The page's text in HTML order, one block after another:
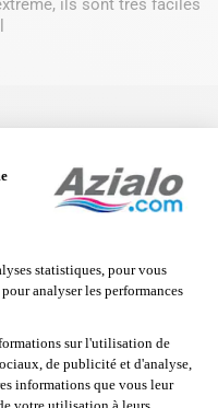
ils sont très faciles